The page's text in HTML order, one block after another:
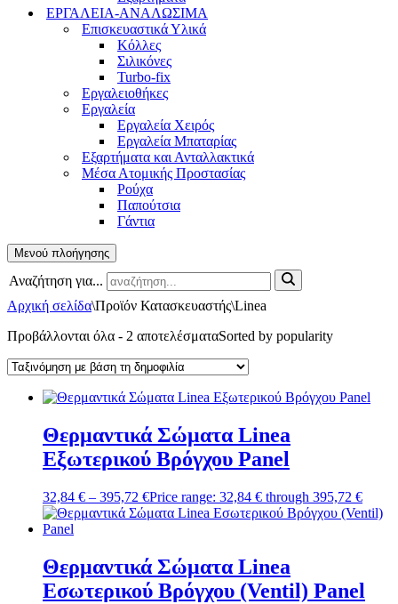
ΕΡΓΑΛΕΙΑ-ΑΝΑΛΩΣΙΜΑ
Επισκευαστικά Υλικά
Κόλλες
Σιλικόνες
Turbo-fix
Εργαλειοθήκες
Εργαλεία
Εργαλεία Χειρός
Εργαλεία Μπαταρίας
Εξαρτήματα και Ανταλλακτικά
Μέσα Ατομικής Προστασίας
Ρούχα
Παπούτσια
Γάντια
Μενού πλοήγησης
Αναζήτηση για...
Αρχική σελίδα\Προϊόν Κατασκευαστής\Linea
Προβάλλονται όλα - 2 αποτελέσματαSorted by popularity
Θερμαντικά Σώματα Linea
Εξωτερικού Βρόγχου Panel
32,84 € – 395,72 €Price range: 32,84 € through 395,72 €
Θερμαντικά Σώματα Linea
Εσωτερικού Βρόγχου (Ventil) Panel